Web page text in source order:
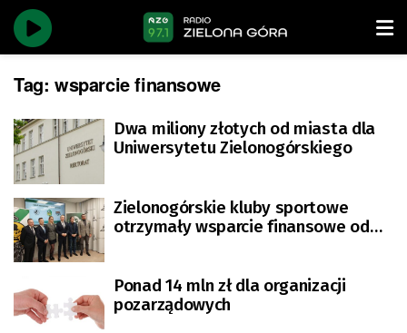
Tag: wsparcie finansowe
Dwa miliony złotych od miasta dla
Uniwersytetu Zielonogórskiego
Zielonogórskie kluby sportowe
otrzymały wsparcie finansowe od
Ponad 14 mln zł dla organizacji
pozarządowych